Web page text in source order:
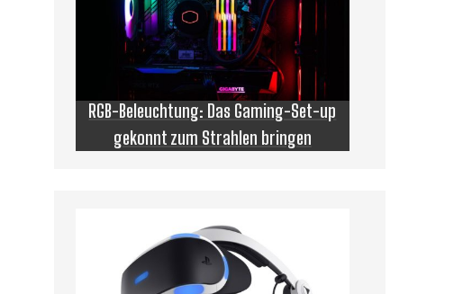
RGB-Beleuchtung: Das Gaming-Set-up
gekonnt zum Strahlen bringen